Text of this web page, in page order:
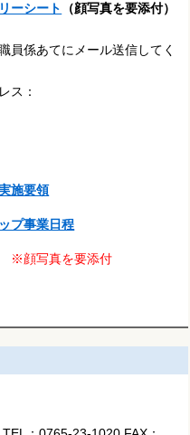
ーシート
（顔写真を要添付）
にメール送信してく
：
施要領
プ事業日程
※顔写真を要添付